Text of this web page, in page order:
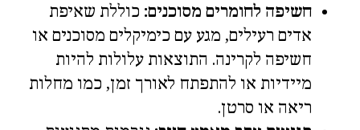
חשיפה לחומרים מסוכנים: כוללת שאיפת
אדים רעילים, מגע עם כימיקלים מסוכנים או
חשיפה לקרינה. התוצאות עלולות להיות
מיידיות או להתפתח לאורך זמן, כמו מחלות
ריאה או סרטן.